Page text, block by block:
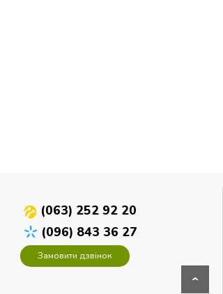
(063) 252 92 20
(096) 843 36 27
Замовити дзвінок
›